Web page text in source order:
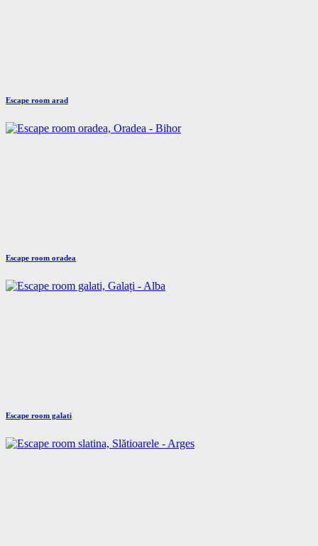
Escape room arad
Escape room oradea
Escape room galati